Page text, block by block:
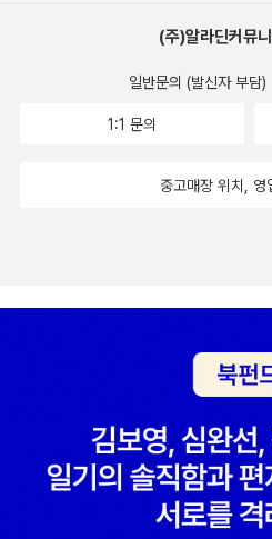
올 것이라 생각한다. 그 날을 조금만
출판사로부터 제공 받아 읽었으며,
(주)알라딘커뮤
일반문의 (발신자 부담)
1:1 문의
중고매장 위치, 영